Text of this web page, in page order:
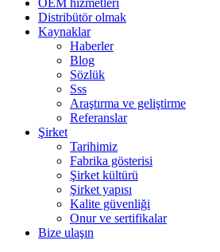
OEM hizmetleri
Distribütör olmak
Kaynaklar
Haberler
Blog
Sözlük
Sss
Araştırma ve geliştirme
Referanslar
Şirket
Tarihimiz
Fabrika gösterisi
Şirket kültürü
Şirket yapısı
Kalite güvenliği
Onur ve sertifikalar
Bize ulaşın